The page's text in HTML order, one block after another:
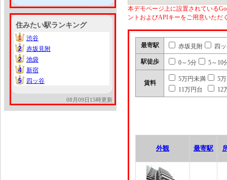
住みたい駅ランキング
1
1
渋谷
2
2
赤坂見附
2
2
池袋
4
4
新宿
5
5 四ッ谷
08月09日15時更新
本デモページ上に設置されている
ントおよびAPIキーをご用意いただ
最寄駅 赤坂見附 四
駅徒歩 0～5分 5～10
賃料
5万円未満
5
11万円台
12
外観 最寄駅